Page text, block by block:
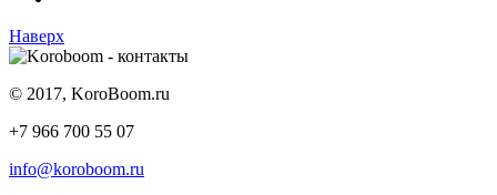
Наверх
© 2017, KoroBoom.ru
+7 966 700 55 07
info@koroboom.ru